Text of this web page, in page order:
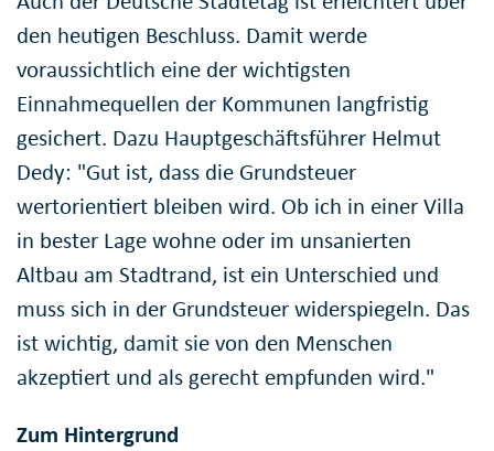
den heutigen Beschluss. Damit werde
voraussichtlich eine der wichtigsten
Einnahmequellen der Kommunen langfristig
gesichert. Dazu Hauptgeschäftsführer Helmut
Dedy: "Gut ist, dass die Grundsteuer
wertorientiert bleiben wird. Ob ich in einer Villa
in bester Lage wohne oder im unsanierten
Altbau am Stadtrand, ist ein Unterschied und
muss sich in der Grundsteuer widerspiegeln. Das
ist wichtig, damit sie von den Menschen
akzeptiert und als gerecht empfunden wird."
Zum Hintergrund